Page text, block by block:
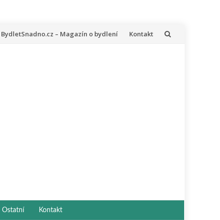
Přeskočit
BydletSnadno.cz – Magazín o bydlení Kontakt
Ostatní Kontakt